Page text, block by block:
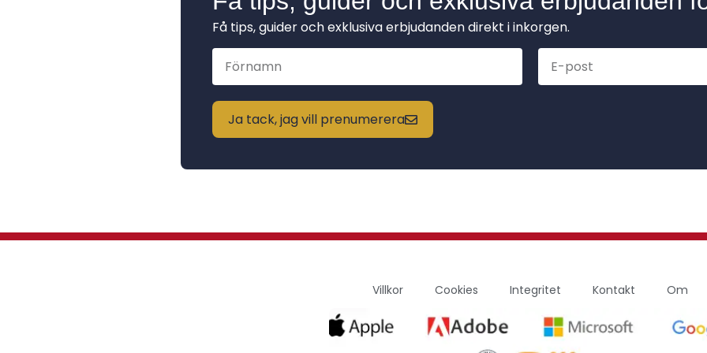
Få tips, guider och exklusiva erbjudanden direkt i inkorgen.
Ja tack, jag vill prenumerera
Villkor Cookies Integritet Kontakt Om